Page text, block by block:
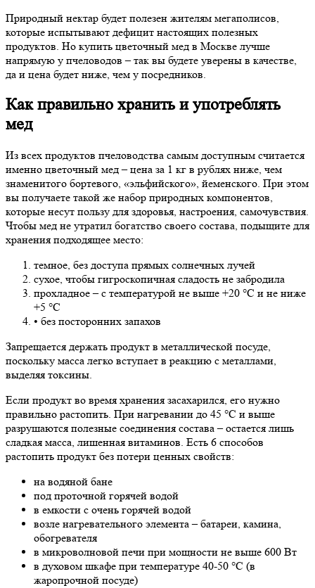
Природный нектар будет полезен жителям мегаполисов,
которые испытывают дефицит настоящих полезных
продуктов. Но купить цветочный мед в Москве лучше
напрямую у пчеловодов – так вы будете уверены в качестве,
да и цена будет ниже, чем у посредников.
Как правильно хранить и употреблять
мед
Из всех продуктов пчеловодства самым доступным считается
именно цветочный мед – цена за 1 кг в рублях ниже, чем
знаменитого бортевого, «эльфийского», йеменского. При этом
вы получаете такой же набор природных компонентов,
которые несут пользу для здоровья, настроения, самочувствия.
Чтобы мед не утратил богатство своего состава, подыщите для
хранения подходящее место:
темное, без доступа прямых солнечных лучей
сухое, чтобы гигроскопичная сладость не забродила
прохладное – с температурой не выше +20 °С и не ниже
+5 °С
• без посторонних запахов
Запрещается держать продукт в металлической посуде,
поскольку масса легко вступает в реакцию с металлами,
выделяя токсины.
Если продукт во время хранения засахарился, его нужно
правильно растопить. При нагревании до 45 °С и выше
разрушаются полезные соединения состава – остается лишь
сладкая масса, лишенная витаминов. Есть 6 способов
растопить продукт без потери ценных свойств:
на водяной бане
под проточной горячей водой
в емкости с очень горячей водой
возле нагревательного элемента – батареи, камина,
обогревателя
в микроволновой печи при мощности не выше 600 Вт
в духовом шкафе при температуре 40-50 °С (в
жаропрочной посуде)